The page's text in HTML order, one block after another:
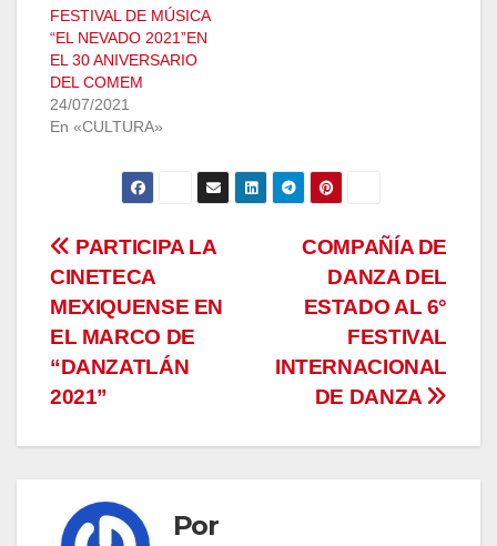
FESTIVAL DE MÚSICA
“EL NEVADO 2021”EN
EL 30 ANIVERSARIO
DEL COMEM
24/07/2021
En «CULTURA»
Navegación
de
entradas
COMPAÑÍA DE
DANZA DEL
ESTADO AL 6°
FESTIVAL
INTERNACIONAL
DE DANZA
PARTICIPA LA
CINETECA
MEXIQUENSE EN
EL MARCO DE
“DANZATLÁN
2021”
Por